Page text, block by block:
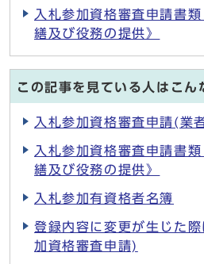
入札参加資格審査申請書
繕及び役務の提供》
この記事を見ている人はこん
入札参加資格審査申請(業
入札参加資格審査申請書
繕及び役務の提供》
入札参加有資格者名簿
登録内容に変更が生じた
加資格審査申請)